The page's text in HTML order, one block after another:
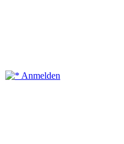
Anmelden